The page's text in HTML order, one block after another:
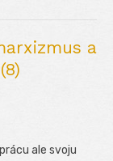
a
ale svoju